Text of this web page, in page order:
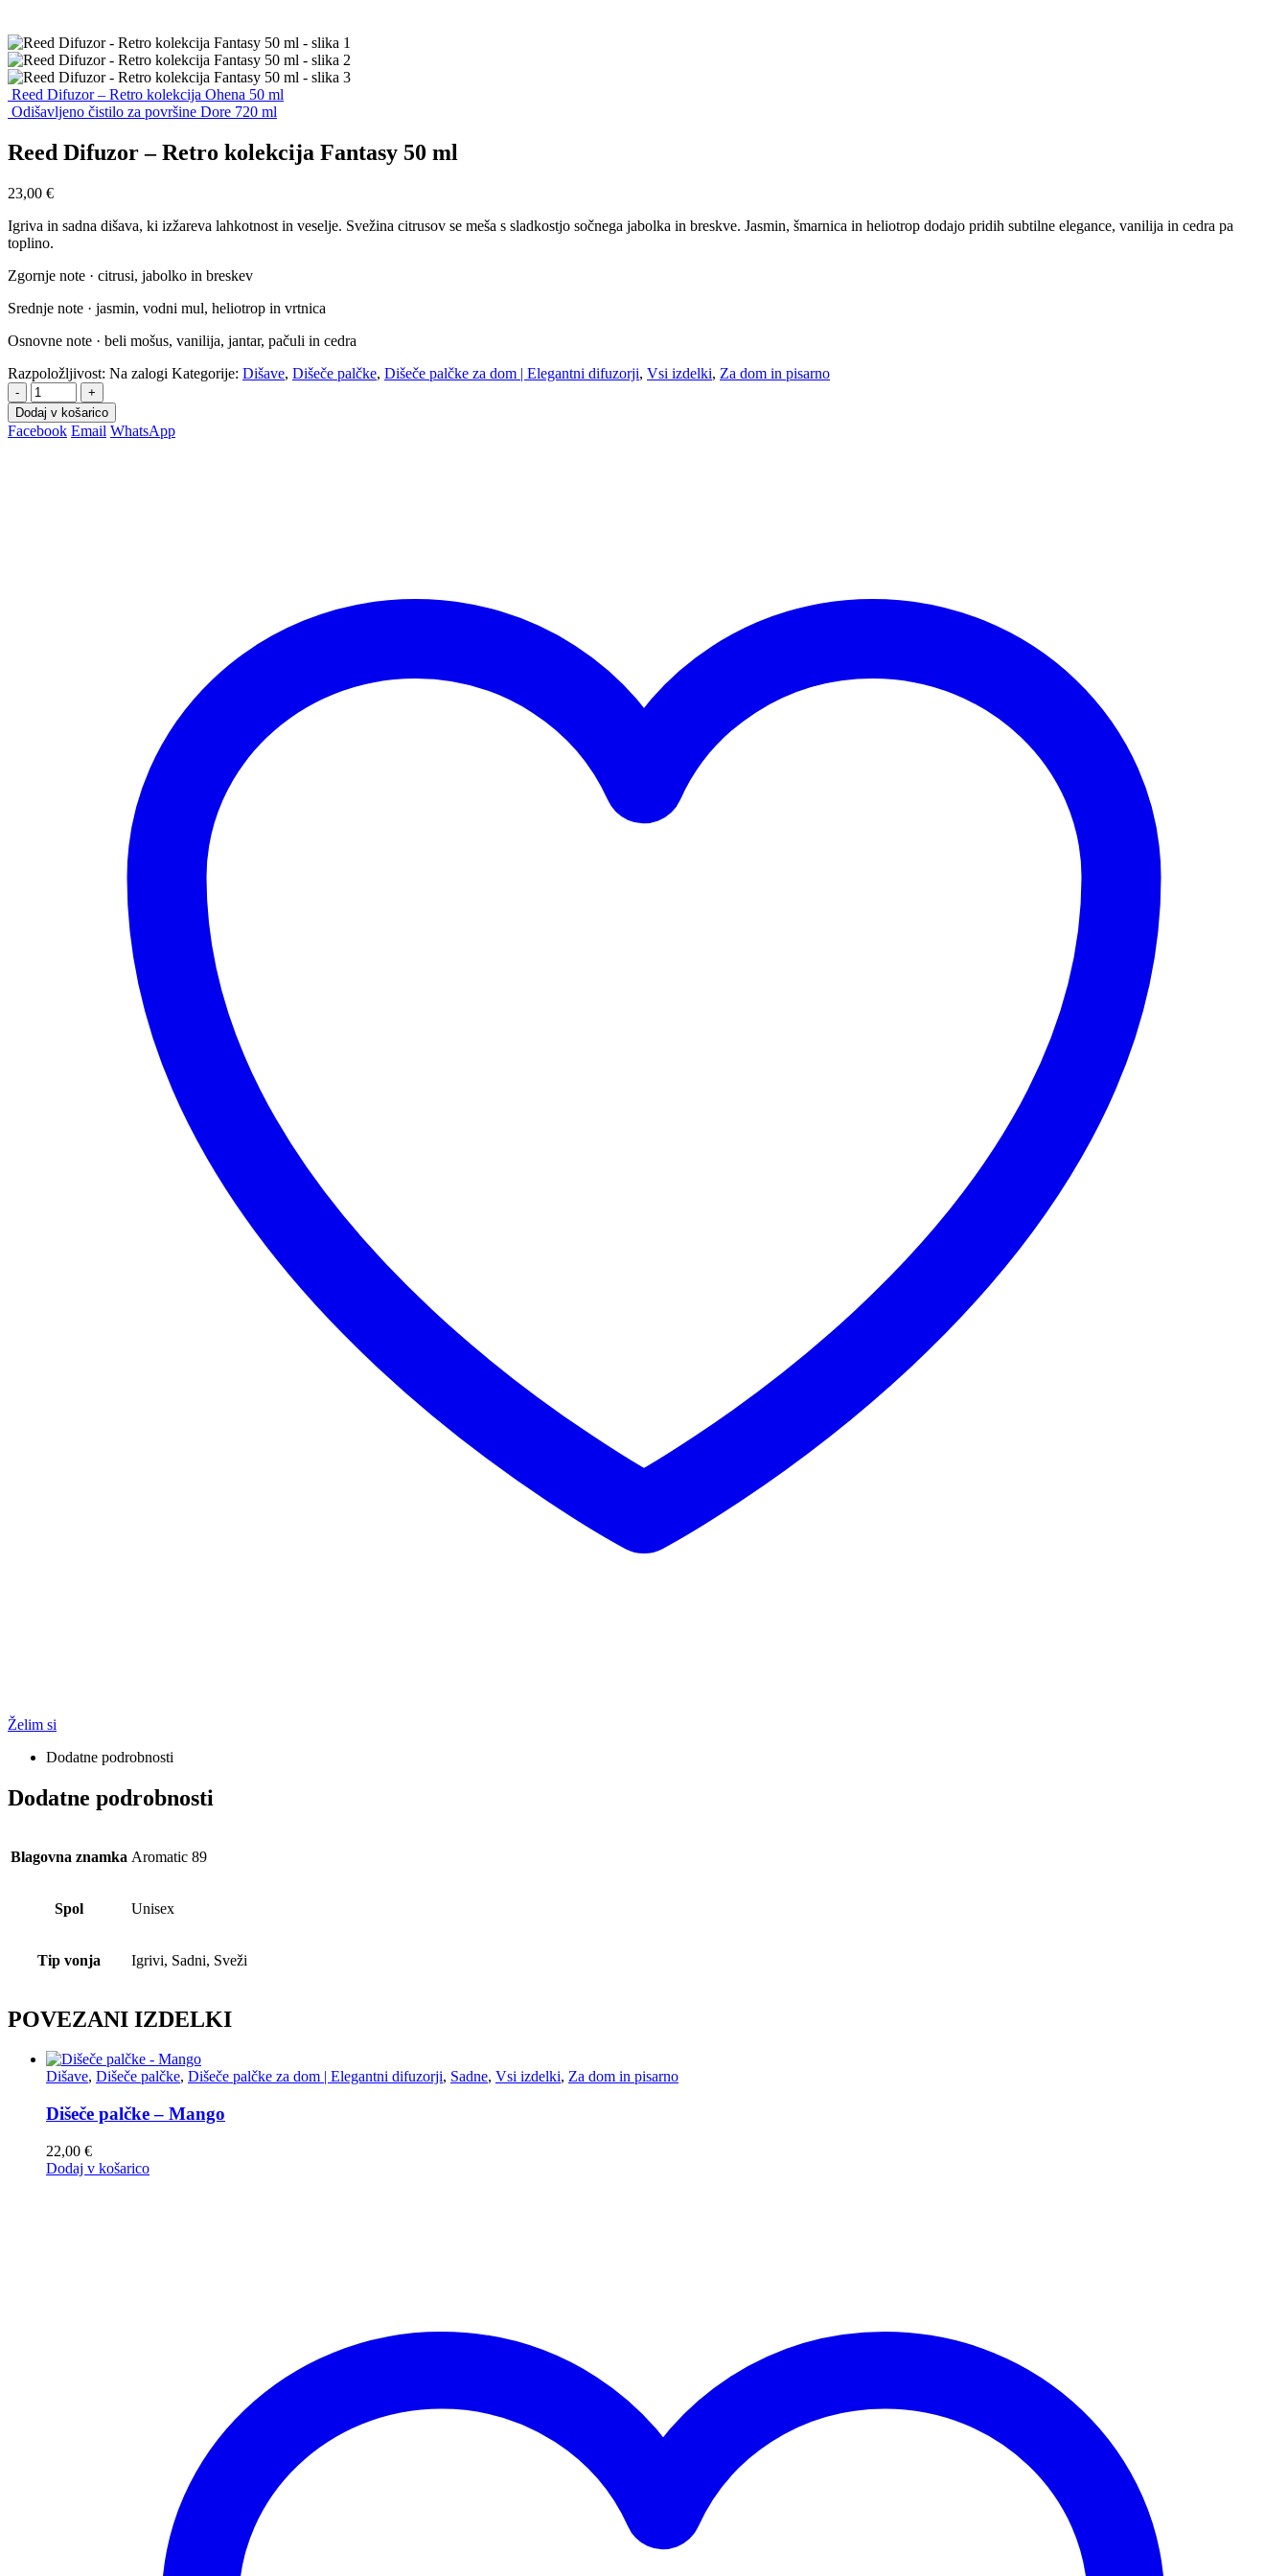
Reed Difuzor – Retro kolekcija Ohena 50 ml
Odišavljeno čistilo za površine Dore 720 ml
Reed Difuzor – Retro kolekcija Fantasy 50 ml
23,00 €
Igriva in sadna dišava, ki izžareva lahkotnost in veselje. Svežina citrusov se meša s sladkostjo sočnega jabolka in breskve. Jasmin, šmarnica in heliotrop dodajo pridih subtilne elegance, vanilija in cedra pa
toplino.
Zgornje note · citrusi, jabolko in breskev
Srednje note · jasmin, vodni mul, heliotrop in vrtnica
Osnovne note · beli mošus, vanilija, jantar, pačuli in cedra
Razpoložljivost: Na zalogi Kategorije: Dišave, Dišeče palčke, Dišeče palčke za dom | Elegantni difuzorji, Vsi izdelki, Za dom in pisarno
-
+
Dodaj v košarico
Facebook Email WhatsApp
Želim si
Dodatne podrobnosti
Dodatne podrobnosti
Blagovna znamka Aromatic 89
Spol Unisex
Tip vonja Igrivi, Sadni, Sveži
POVEZANI IZDELKI
Dišave, Dišeče palčke, Dišeče palčke za dom | Elegantni difuzorji, Sadne, Vsi izdelki, Za dom in pisarno
Dišeče palčke – Mango
22,00 €
Dodaj v košarico